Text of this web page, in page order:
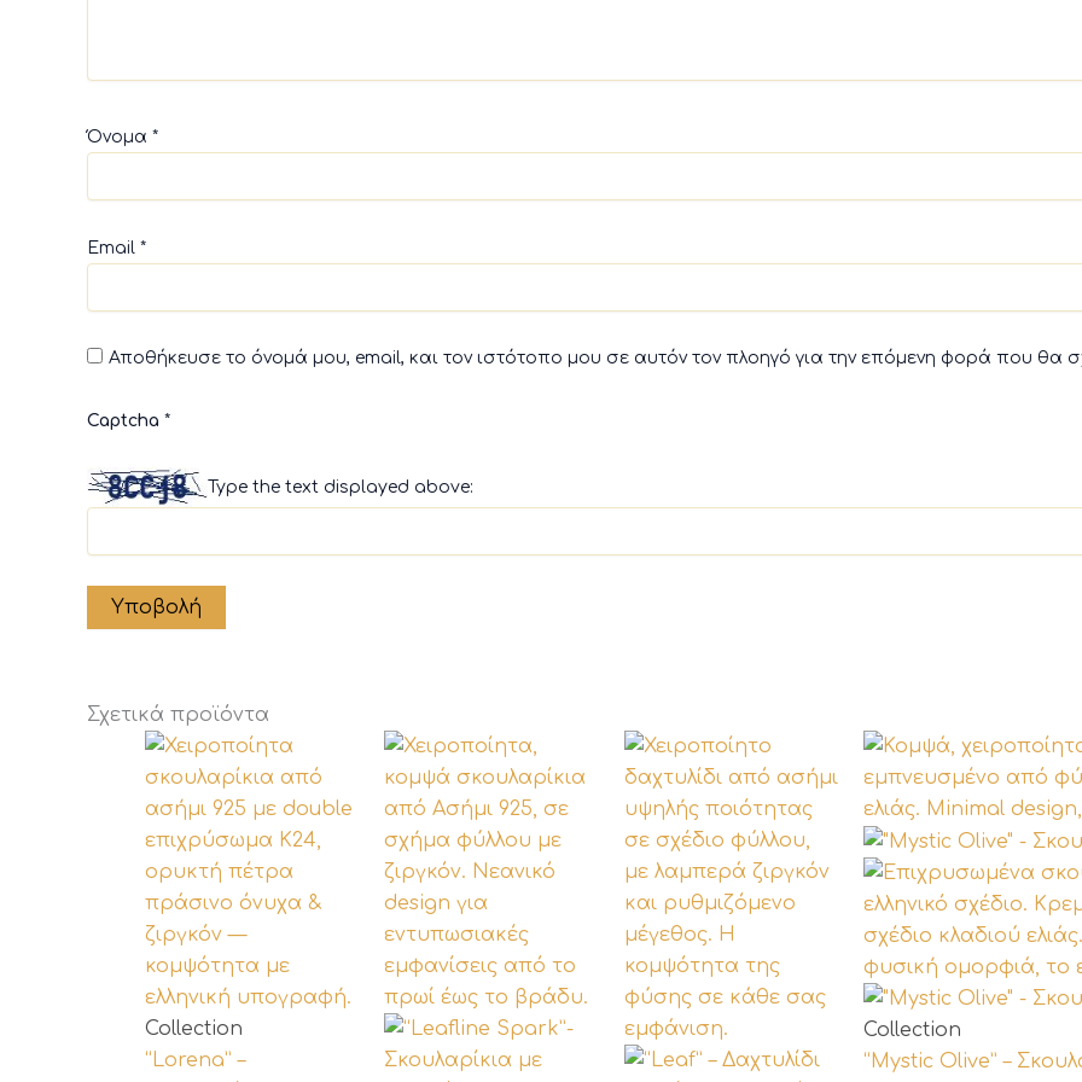
Όνομα *
Email *
Αποθήκευσε το όνομά μου, email, και τον ιστότοπο μου σε αυτόν τον πλοηγό για την επόμενη φορά που θα
Captcha *
Type the text displayed above:
Σχετικά προϊόντα
Collection
“Lorena” –
Collection
“Mystic Olive” –
Αυτό
το